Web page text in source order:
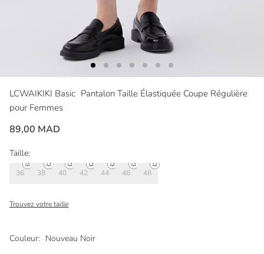
LCWAIKIKI Basic Pantalon Taille Élastiquée Coupe Régulière
pour Femmes
89,00 MAD
Couleur: Nouveau Noir
Taille:
36 38 40 42 44 46 48
Trouvez votre taille